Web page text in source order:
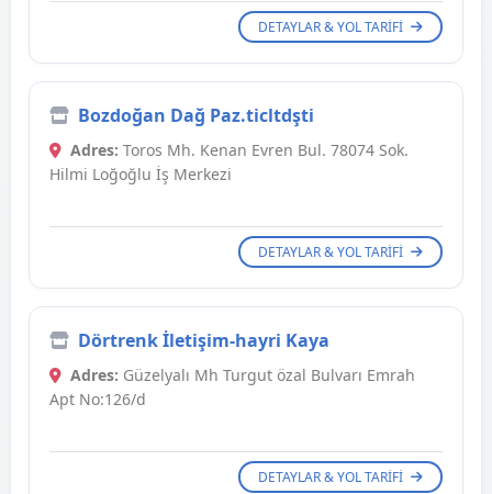
DETAYLAR & YOL TARIFI
Bozdoğan Dağ Paz.ticltdşti
Adres: Toros Mh. Kenan Evren Bul. 78074 Sok.
Hilmi Loğoğlu İş Merkezi
DETAYLAR & YOL TARIFI
Dörtrenk İletişim-hayri Kaya
Adres: Güzelyalı Mh Turgut özal Bulvarı Emrah
Apt No:126/d
DETAYLAR & YOL TARIFI